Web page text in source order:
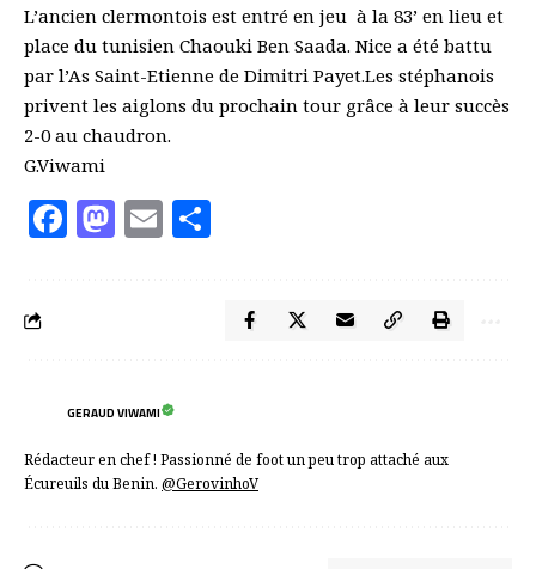
L’ancien clermontois est entré en jeu à la 83’ en lieu et
place du tunisien Chaouki Ben Saada. Nice a été battu
par l’As Saint-Etienne de Dimitri Payet.Les stéphanois
privent les aiglons du prochain tour grâce à leur succès
2-0 au chaudron.
G.Viwami
Facebook
Mastodon
Email
GERAUD VIWAMI
Rédacteur en chef ! Passionné de foot un peu trop attaché aux
Écureuils du Benin. @GerovinhoV